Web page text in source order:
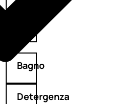
Bagno
Detergenza